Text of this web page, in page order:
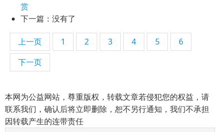
赏
下一篇：没有了
上一页 1 2 3 4 5
6
下一页
本网为公益网站，尊重版权，转载文章若侵犯您的权益，请
联系我们，确认后将立即删除，恕不另行通知，我们不承担
因转载产生的连带责任